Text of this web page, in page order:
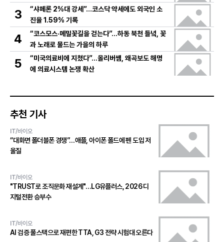
3
“샤페론 2%대 강세”…코스닥 약세에도 외국인 소
진율 1.59% 기록
4
“코스모스·메밀꽃길을 걷는다”…하동 북천 들녘, 꽃
과 노래로 물드는 가을의 하루
5
“미국의료비에 지쳤다”…올리버쌤, 왜곡보도 해명
에 의료시스템 논쟁 확산
추천 기사
IT/바이오
“대화면 폴더블폰 경쟁”…애플, 아이폰 폴드에 펜 도입 저
울질
IT/바이오
"TRUST로 조직문화 재설계"…LG유플러스, 2026 디
지털전환 승부수
IT/바이오
AI 검증 풀스택으로 재편한 TTA, G3 전략 시험대 오른다